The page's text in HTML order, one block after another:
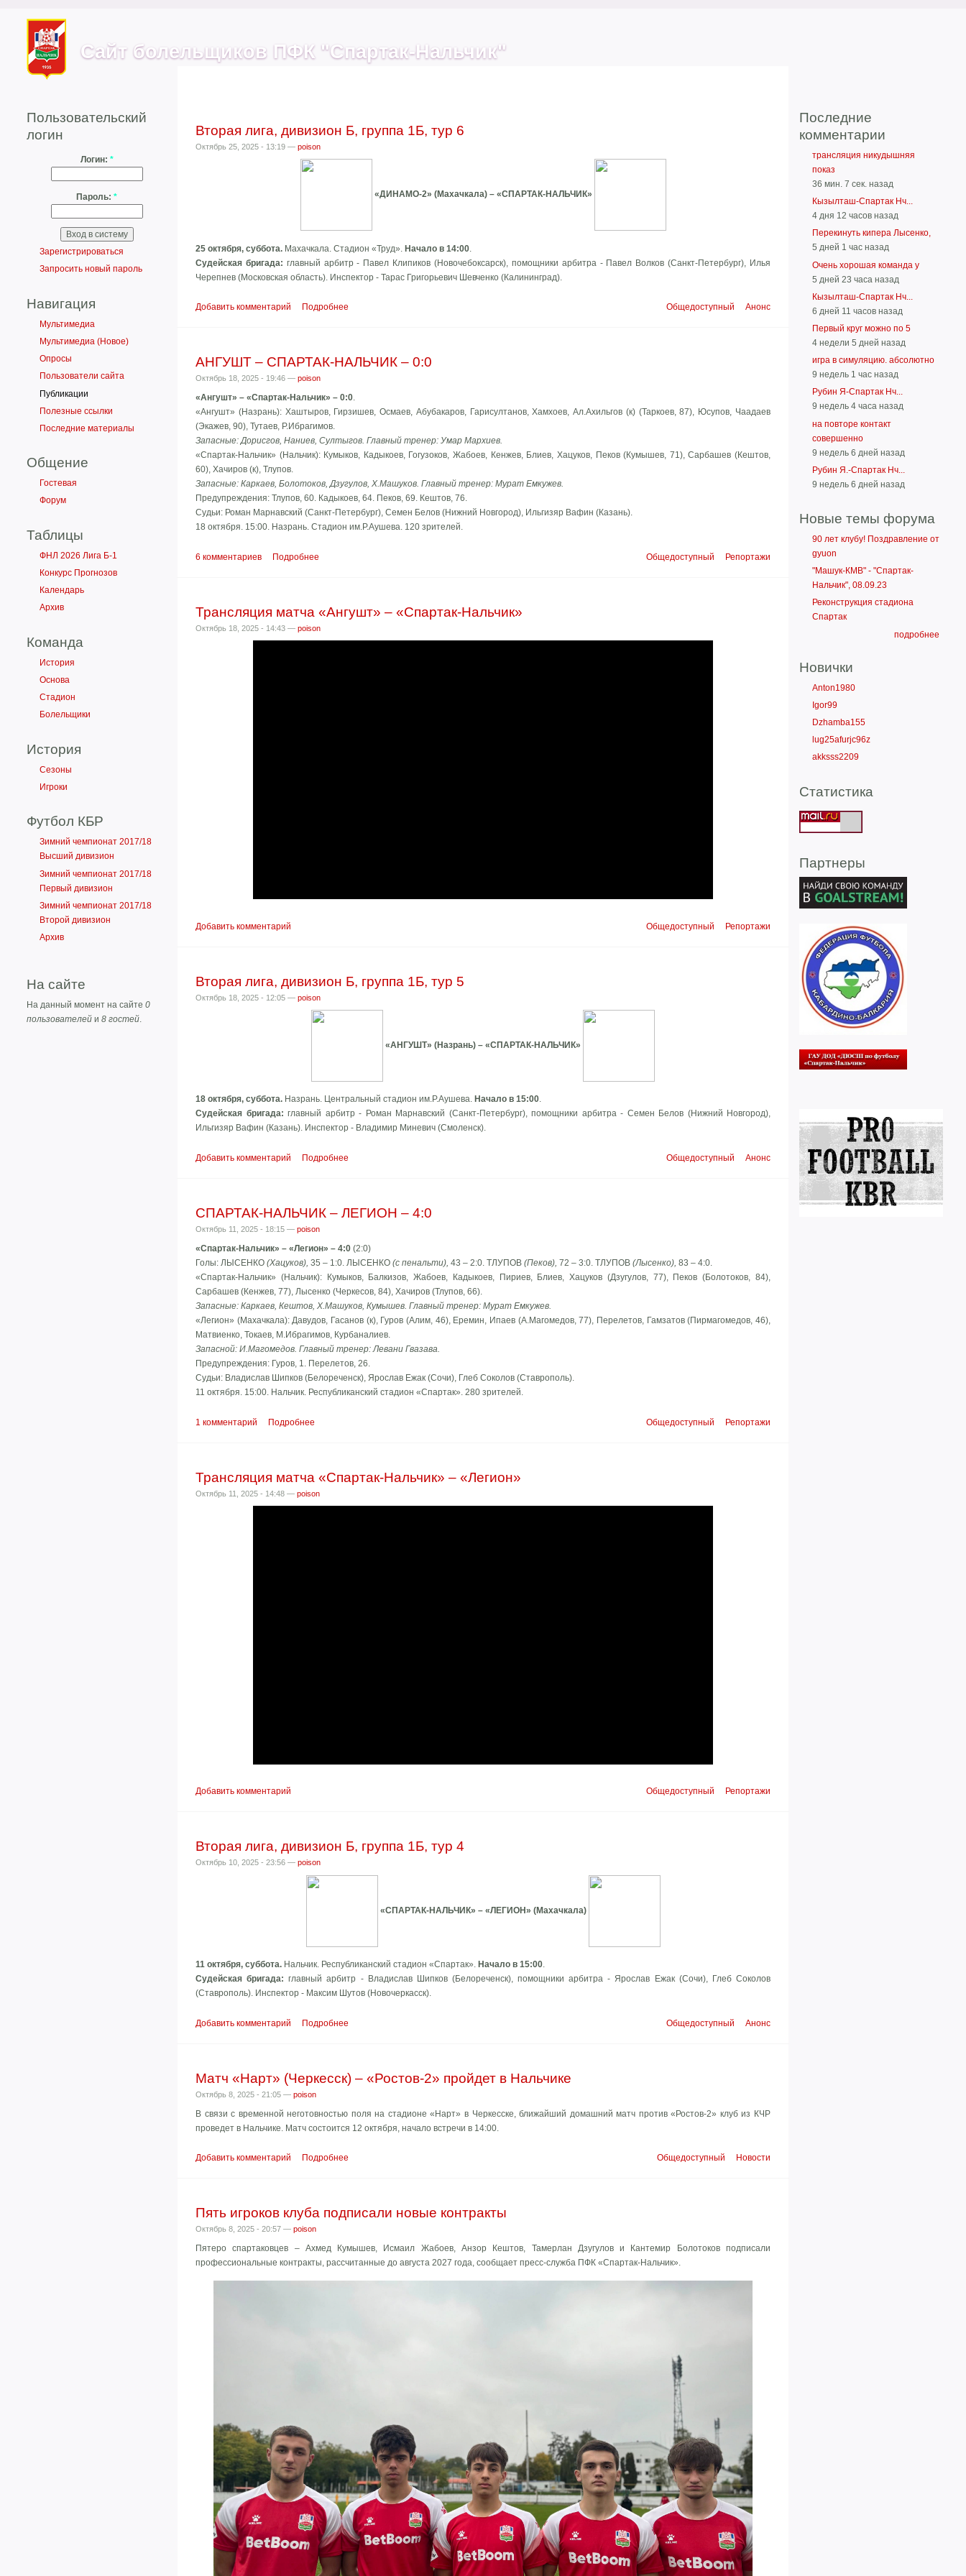
Сайт болельщиков ПФК "Спартак-Нальчик"
Пользовательский
логин
Логин: *
Пароль: *
Зарегистрироваться
Запросить новый пароль
Навигация
Мультимедиа
Мультимедиа (Новое)
Опросы
Пользователи сайта
Публикации
Полезные ссылки
Последние материалы
Общение
Гостевая
Форум
Таблицы
ФНЛ 2026 Лига Б-1
Конкурс Прогнозов
Календарь
Архив
Команда
История
Основа
Стадион
Болельщики
История
Сезоны
Игроки
Футбол КБР
Зимний чемпионат 2017/18
Высший дивизион
Зимний чемпионат 2017/18
Первый дивизион
Зимний чемпионат 2017/18
Второй дивизион
Архив
На сайте
На данный момент на сайте 0
пользователей и 8 гостей.
Вторая лига, дивизион Б, группа 1Б, тур 6
Октябрь 25, 2025 - 13:19 — poison
«ДИНАМО-2» (Махачкала) – «СПАРТАК-НАЛЬЧИК»
25 октября, суббота. Махачкала. Стадион «Труд». Начало в 14:00
Судейская бригада: главный арбитр - Павел Клипиков (Новочебоксарск), помощники арбитра - Павел Волков (Санкт-Петербург), Илья
Черепнев (Московская область). Инспектор - Тарас Григорьевич Шевченко (Калининград).
Общедоступный Анонс
Добавить комментарий Подробнее
АНГУШТ – СПАРТАК-НАЛЬЧИК – 0:0
Октябрь 18, 2025 - 19:46 — poison
«Ангушт» – «Спартак-Нальчик» – 0:0.
«Ангушт» (Назрань): Хаштыров, Гирзишев, Осмаев, Абубакаров, Гарисултанов, Хамхоев, Ал.Ахильгов (к) (Таркоев, 87), Юсупов, Чаадаев
(Экажев, 90), Тутаев, Р.Ибрагимов.
Запасные: Дорисгов, Наниев, Султыгов. Главный тренер: Умар Мархиев.
«Спартак-Нальчик» (Нальчик): Кумыков, Кадыкоев, Гогузоков, Жабоев, Кенжев, Блиев, Хацуков, Пеков (Кумышев, 71), Сарбашев (Кештов,
60), Хачиров (к), Тлупов.
Запасные: Каркаев, Болотоков, Дзугулов, Х.Машуков. Главный тренер: Мурат Емкужев.
Предупреждения: Тлупов, 60. Кадыкоев, 64. Пеков, 69. Кештов, 76.
Судьи: Роман Марнавский (Санкт-Петербург), Семен Белов (Нижний Новгород), Ильгизяр Вафин (Казань).
18 октября. 15:00. Назрань. Стадион им.Р.Аушева. 120 зрителей.
Общедоступный Репортажи
6 комментариев Подробнее
Трансляция матча «Ангушт» – «Спартак-Нальчик»
Октябрь 18, 2025 - 14:43 — poison
Общедоступный Репортажи
Добавить комментарий
Вторая лига, дивизион Б, группа 1Б, тур 5
Октябрь 18, 2025 - 12:05 — poison
«АНГУШТ» (Назрань) – «СПАРТАК-НАЛЬЧИК»
18 октября, суббота. Назрань. Центральный стадион им.Р.Аушева. Начало в 15:00.
Судейская бригада: главный арбитр - Роман Марнавский (Санкт-Петербург), помощники арбитра - Семен Белов (Нижний Новгород),
Ильгизяр Вафин (Казань). Инспектор - Владимир Миневич (Смоленск).
Общедоступный Анонс
Добавить комментарий Подробнее
СПАРТАК-НАЛЬЧИК – ЛЕГИОН – 4:0
Октябрь 11, 2025 - 18:15 — poison
«Спартак-Нальчик» – «Легион» – 4:0 (2:0)
Голы: ЛЫСЕНКО (Хацуков), 35 – 1:0. ЛЫСЕНКО (с пенальти), 43 – 2:0. ТЛУПОВ (Пеков), 72 – 3:0. ТЛУПОВ (Лысенко), 83 – 4:0.
«Спартак-Нальчик» (Нальчик): Кумыков, Балкизов, Жабоев, Кадыкоев, Пириев, Блиев, Хацуков (Дзугулов, 77), Пеков (Болотоков, 84),
Сарбашев (Кенжев, 77), Лысенко (Черкесов, 84), Хачиров (Тлупов, 66).
Запасные: Каркаев, Кештов, Х.Машуков, Кумышев. Главный тренер: Мурат Емкужев.
«Легион» (Махачкала): Давудов, Гасанов (к), Гуров (Алим, 46), Еремин, Ипаев (А.Магомедов, 77), Перелетов, Гамзатов (Пирмагомедов, 46),
Матвиенко, Токаев, М.Ибрагимов, Курбаналиев.
Запасной: И.Магомедов. Главный тренер: Левани Гвазава.
Предупреждения: Гуров, 1. Перелетов, 26.
Судьи: Владислав Шипков (Белореченск), Ярослав Ежак (Сочи), Глеб Соколов (Ставрополь).
11 октября. 15:00. Нальчик. Республиканский стадион «Спартак». 280 зрителей.
Общедоступный Репортажи
1 комментарий Подробнее
Трансляция матча «Спартак-Нальчик» – «Легион»
Октябрь 11, 2025 - 14:48 — poison
Общедоступный Репортажи
Добавить комментарий
Вторая лига, дивизион Б, группа 1Б, тур 4
Октябрь 10, 2025 - 23:56 — poison
«СПАРТАК-НАЛЬЧИК» – «ЛЕГИОН» (Махачкала)
11 октября, суббота. Нальчик. Республиканский стадион «Спартак». Начало в 15:00.
Судейская бригада:главный арбитр - Владислав Шипков (Белореченск), помощники арбитра - Ярослав Ежак (Сочи), Глеб Соколов
(Ставрополь). Инспектор - Максим Шутов (Новочеркасск).
Общедоступный Анонс
Добавить комментарий Подробнее
Матч «Нарт» (Черкесск) – «Ростов-2» пройдет в Нальчике
Октябрь 8, 2025 - 21:05 — poison
В связи с временной неготовностью поля на стадионе «Нарт» в Черкесске, ближайший домашний матч против «Ростов-2» клуб из КЧР
проведет в Нальчике. Матч состоится 12 октября, начало встречи в 14:00.
Общедоступный Новости
Добавить комментарий Подробнее
Пять игроков клуба подписали новые контракты
Октябрь 8, 2025 - 20:57 — poison
Пятеро спартаковцев – Ахмед Кумышев, Исмаил Жабоев, Анзор Кештов, Тамерлан Дзугулов и Кантемир Болотоков подписали
профессиональные контракты, рассчитанные до августа 2027 года, сообщает пресс-служба ПФК «Спартак-Нальчик».
Последние
комментарии
трансляция никудышняя
показ
36 мин. 7 сек. назад
Кызылташ-Спартак Нч...
4 дня 12 часов назад
Перекинуть кипера Лысенко,
5 дней 1 час назад
Очень хорошая команда у
5 дней 23 часа назад
Кызылташ-Спартак Нч...
6 дней 11 часов назад
Первый круг можно по 5
4 недели 5 дней назад
игра в симуляцию. абсолютно
9 недель 1 час назад
Рубин Я-Спартак Нч...
9 недель 4 часа назад
на повторе контакт
совершенно
9 недель 6 дней назад
Рубин Я.-Спартак Нч...
9 недель 6 дней назад
Новые темы форума
90 лет клубу! Поздравление от
gyuon
"Машук-КМВ" - "Спартак-
Нальчик", 08.09.23
Реконструкция стадиона
Спартак
подробнее
Новички
Anton1980
Igor99
Dzhamba155
lug25afurjc96z
akksss2209
Статистика
Партнеры